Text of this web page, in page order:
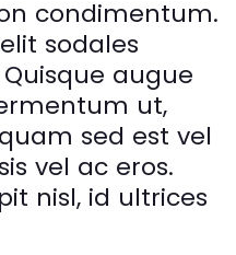
condimentum.
sodales
augue
ut,
sed est vel
vel ac eros.
nisl, id ultrices